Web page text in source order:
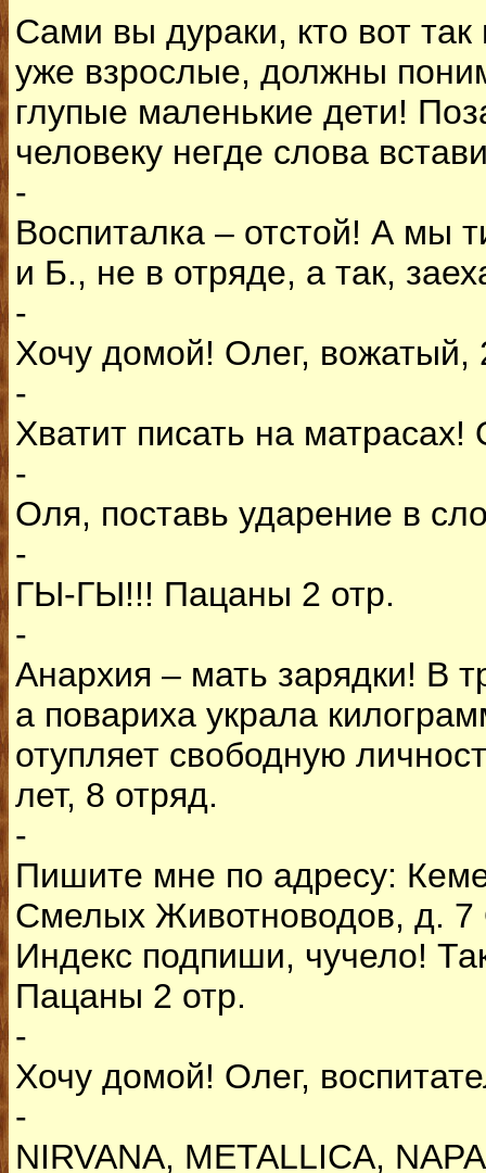
Сами вы дураки, кто вот
уже взрослые, должны
глупые маленькие дети!
человеку негде слова
-
Воспиталка – отстой! А мы
и Б., не в отряде, а так,
-
Хочу домой! Олег, вожатый,
-
Хватит писать на матрасах!
-
Оля, поставь ударение в
-
ГЫ-ГЫ!!! Пацаны 2 отр.
-
Анархия – мать зарядки! В
а повариха украла
отупляет свободную
лет, 8 отряд.
-
Пишите мне по адресу:
Смелых Животноводов, д. 7
Индекс подпиши, чучело!
Пацаны 2 отр.
-
Хочу домой! Олег,
-
NIRVANA, METALLICA,